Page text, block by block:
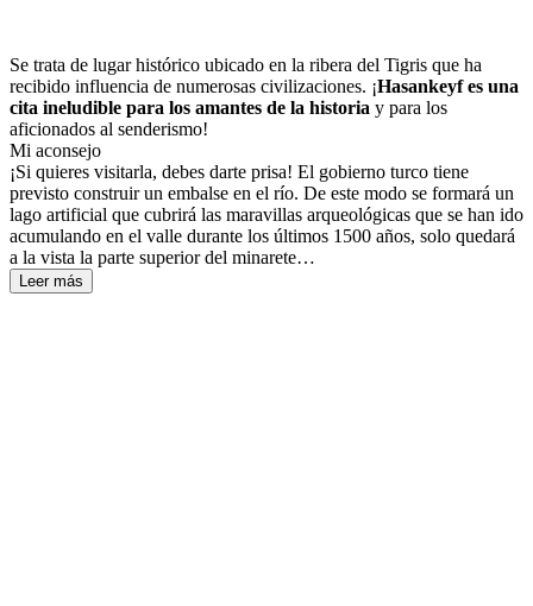
Se trata de lugar histórico ubicado en la ribera del Tigris que ha
recibido influencia de numerosas civilizaciones. ¡Hasankeyf es una
cita ineludible para los amantes de la historia y para los
aficionados al senderismo!
Mi aconsejo
¡Si quieres visitarla, debes darte prisa! El gobierno turco tiene
previsto construir un embalse en el río. De este modo se formará un
lago artificial que cubrirá las maravillas arqueológicas que se han ido
acumulando en el valle durante los últimos 1500 años, solo quedará
a la vista la parte superior del minarete…
Leer más